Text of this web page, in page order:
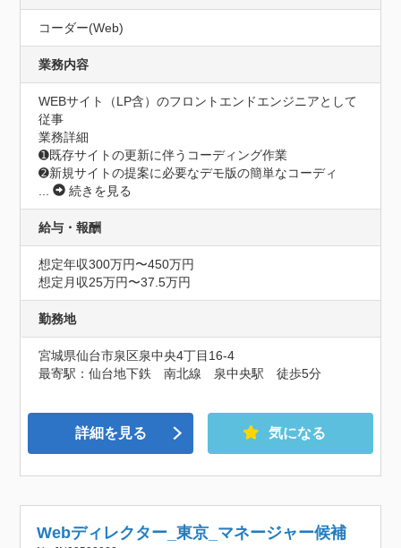
コーダー(Web)
業務内容
WEBサイト（LP含）のフロントエンドエンジニアとして
従事
業務詳細
➊既存サイトの更新に伴うコーディング作業
➋新規サイトの提案に必要なデモ版の簡単なコーディ
...
続きを見る
給与・報酬
想定年収300万円〜450万円
想定月収25万円〜37.5万円
勤務地
宮城県仙台市泉区泉中央4丁目16-4
最寄駅：仙台地下鉄　南北線　泉中央駅　徒歩5分
詳細を見る 気になる
Webディレクター_東京_マネージャー候補